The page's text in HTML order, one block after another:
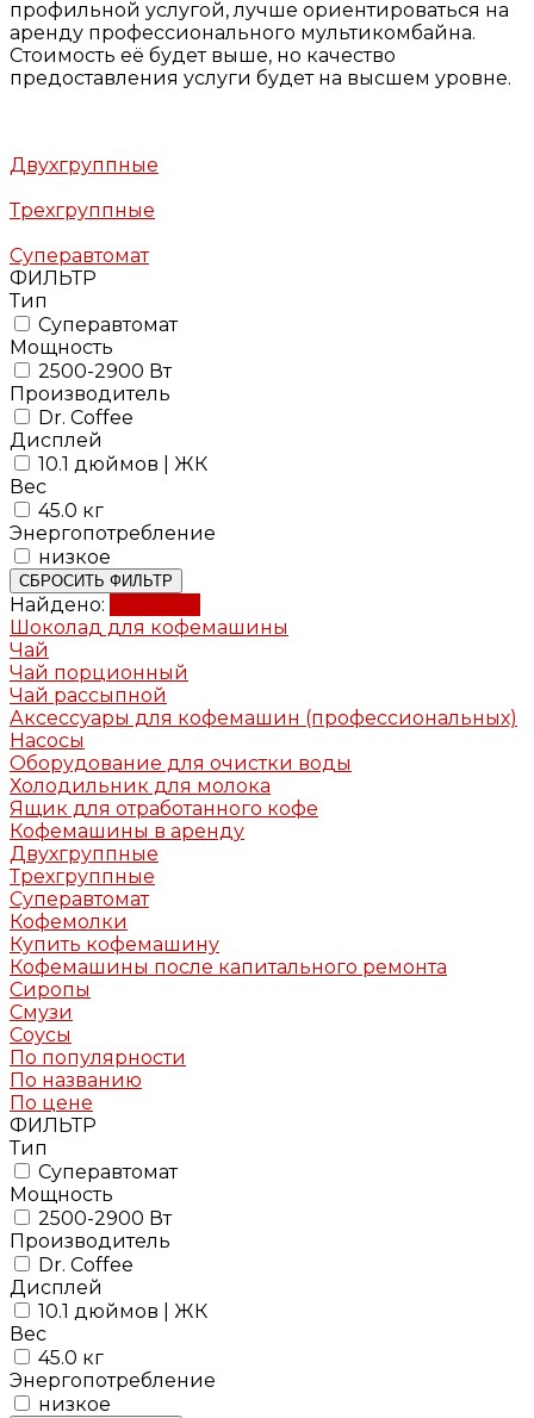
профильной услугой, лучше ориентироваться на
аренду профессионального мультикомбайна.
Стоимость её будет выше, но качество
предоставления услуги будет на высшем уровне.
Двухгруппные
Трехгруппные
Суперавтомат
ФИЛЬТР
Тип
Суперавтомат
Мощность
2500-2900 Вт
Производитель
Dr. Coffee
Дисплей
10.1 дюймов | ЖК
Вес
45.0 кг
Энергопотребление
низкое
СБРОСИТЬ ФИЛЬТР
Найдено:
Шоколад для кофемашины
Чай
Чай порционный
Чай рассыпной
Аксессуары для кофемашин (профессиональных)
Насосы
Оборудование для очистки воды
Холодильник для молока
Ящик для отработанного кофе
Кофемашины в аренду
Двухгруппные
Трехгруппные
Суперавтомат
Кофемолки
Купить кофемашину
Кофемашины после капитального ремонта
Сиропы
Смузи
Соусы
По популярности
По названию
По цене
ФИЛЬТР
Тип
Суперавтомат
Мощность
2500-2900 Вт
Производитель
Dr. Coffee
Дисплей
10.1 дюймов | ЖК
Вес
45.0 кг
Энергопотребление
низкое